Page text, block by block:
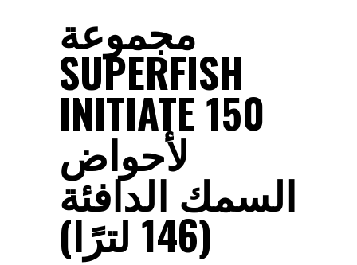
مجموعة
SUPERFISH
INITIATE 150
لأحواض
السمك الدافئة
(146 لترًا)